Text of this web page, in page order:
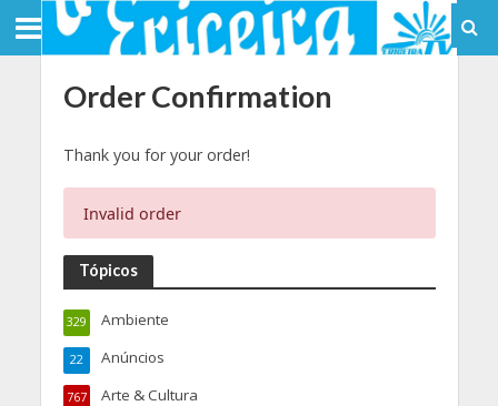
Order Confirmation
Thank you for your order!
Invalid order
Tópicos
Ambiente
329
Anúncios
22
Arte & Cultura
767